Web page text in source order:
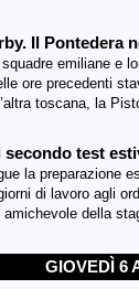
Il Pontedera
emiliane e
ore precedenti
toscana, la
secondo test
la preparazione
di lavoro agli
della
GIOVEDÌ 6